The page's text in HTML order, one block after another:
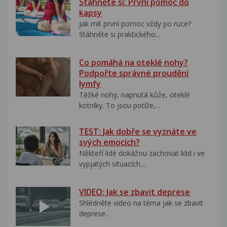
kapsy
Jak mít první pomoc vždy po ruce?
Stáhněte si praktického...
Co pomáhá na oteklé nohy?
Podpořte správné proudění
lymfy
Těžké nohy, napnutá kůže, oteklé
kotníky. To jsou potíže,...
TEST: Jak dobře se vyznáte ve
svých emocích?
Někteří lidé dokážou zachovat klid i ve
vypjatých situacích....
VIDEO: Jak se zbavit deprese
Shlédněte video na téma jak se zbavit
deprese..